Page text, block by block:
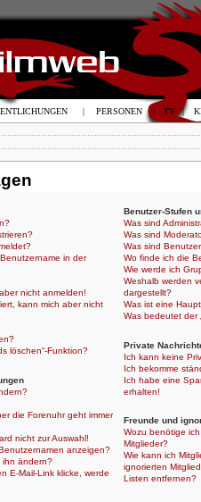
in der
nicht anmelden!
kann mich aber nicht
löschen“-Funktion?
die Forenuhr geht immer
nicht zur Auswahl!
anzeigen?
ihn ändern?
E-Mail-Link klicke, werde
Benutzer-Stufen
Was sind
Was sind
Was sind
Wo finde ich die
Wie werde ich
Weshalb werden
dargestellt?
Was ist eine
Was bedeutet der
Private
Ich kann keine
Ich bekomme
Ich habe eine
erhalten!
Freunde und
Wozu benötige
Mitglieder?
Wie kann ich
ignorierten
Listen entfernen?
| PERSONEN | TV |